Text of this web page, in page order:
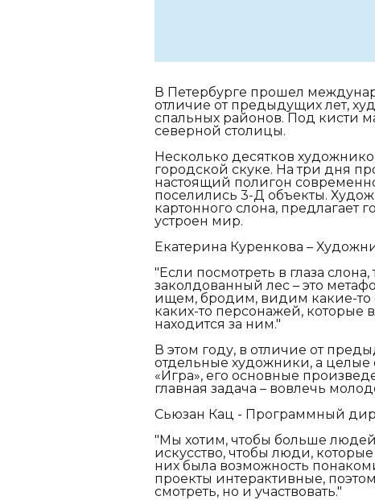
В Петербурге прошел
отличие от предыдущих лет,
спальных районов. Под кисти
северной столицы.
Несколько десятков
городской скуке. На три дня
настоящий полигон
поселились 3-Д объекты.
картонного слона, предлагает
устроен мир.
Екатерина Куренкова –
"Если посмотреть в глаза
заколдованный лес – это
ищем, бродим, видим какие-то
каких-то персонажей, которые
находится за ним."
В этом году, в отличие от
отдельные художники, а
«Игра», его основные
главная задача – вовлечь
Сьюзан Кац - Программный
"Мы хотим, чтобы больше людей
искусство, чтобы люди,
них была возможность
проекты интерактивные,
смотреть, но и участвовать."